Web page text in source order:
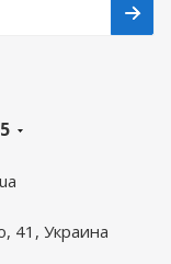
41, Украина